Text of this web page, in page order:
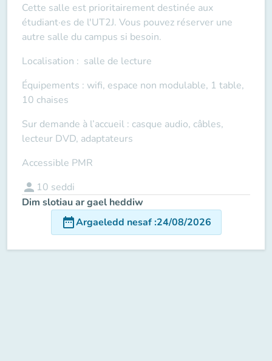
Cette salle est prioritairement destinée aux
étudiant·es de l'UT2J. Vous pouvez réserver une
autre salle du campus si besoin.
Localisation : salle de lecture
Équipements : wifi, espace non modulable, 1 table,
10 chaises
Sur demande à l’accueil : casque audio, câbles,
lecteur DVD, adaptateurs
Accessible PMR
person 10 seddi
Dim slotiau ar gael heddiw
date_rangeArgaeledd nesaf:24/08/2026